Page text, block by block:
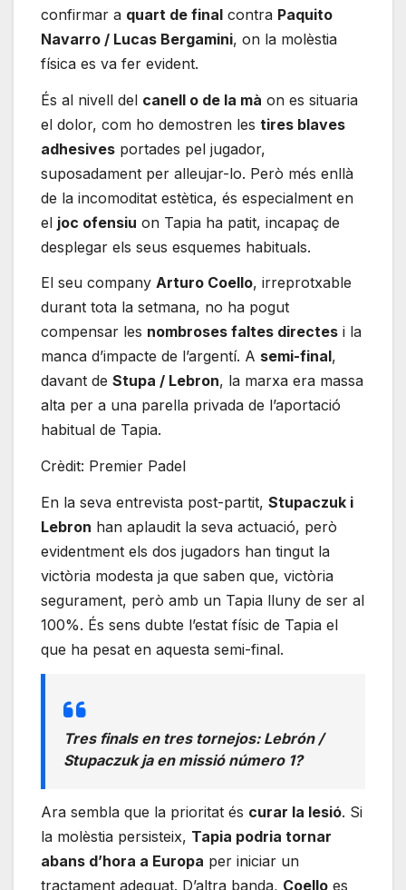
confirmar a quart de final contra Paquito
Navarro / Lucas Bergamini, on la molèstia
física es va fer evident.
És al nivell del canell o de la mà on es situaria
el dolor, com ho demostren les tires blaves
adhesives portades pel jugador,
suposadament per alleujar-lo. Però més enllà
de la incomoditat estètica, és especialment en
el joc ofensiu on Tapia ha patit, incapaç de
desplegar els seus esquemes habituals.
El seu company Arturo Coello, irreprotxable
durant tota la setmana, no ha pogut
compensar les nombroses faltes directes i la
manca d’impacte de l’argentí. A semi-final,
davant de Stupa / Lebron, la marxa era massa
alta per a una parella privada de l’aportació
habitual de Tapia.
Crèdit: Premier Padel
En la seva entrevista post-partit, Stupaczuk i
Lebron han aplaudit la seva actuació, però
evidentment els dos jugadors han tingut la
victòria modesta ja que saben que, victòria
segurament, però amb un Tapia lluny de ser al
100%. És sens dubte l’estat físic de Tapia el
que ha pesat en aquesta semi-final.
Tres finals en tres tornejos: Lebrón /
Stupaczuk ja en missió número 1?
Ara sembla que la prioritat és curar la lesió. Si
la molèstia persisteix, Tapia podria tornar
abans d’hora a Europa per iniciar un
tractament adequat. D’altra banda, Coello es